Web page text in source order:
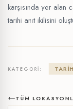
karşısında yer alan
tarihi anıt ikilisini
KATEGORI:
TÜM